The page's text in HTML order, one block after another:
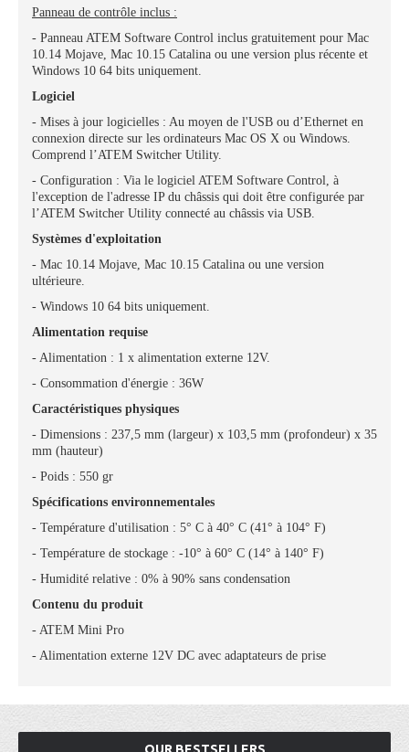
Panneau de contrôle inclus :
- Panneau ATEM Software Control inclus gratuitement pour Mac
10.14 Mojave, Mac 10.15 Catalina ou une version plus récente et
Windows 10 64 bits uniquement.
Logiciel
- Mises à jour logicielles : Au moyen de l'USB ou d’Ethernet en
connexion directe sur les ordinateurs Mac OS X ou Windows.
Comprend l’ATEM Switcher Utility.
- Configuration : Via le logiciel ATEM Software Control, à
l'exception de l'adresse IP du châssis qui doit être configurée par
l’ATEM Switcher Utility connecté au châssis via USB.
Systèmes d'exploitation
- Mac 10.14 Mojave, Mac 10.15 Catalina ou une version
ultérieure.
- Windows 10 64 bits uniquement.
Alimentation requise
- Alimentation : 1 x alimentation externe 12V.
- Consommation d'énergie : 36W
Caractéristiques physiques
- Dimensions : 237,5 mm (largeur) x 103,5 mm (profondeur) x 35
mm (hauteur)
- Poids : 550 gr
Spécifications environnementales
- Température d'utilisation : 5° C à 40° C (41° à 104° F)
- Température de stockage : -10° à 60° C (14° à 140° F)
- Humidité relative : 0% à 90% sans condensation
Contenu du produit
- ATEM Mini Pro
- Alimentation externe 12V DC avec adaptateurs de prise
OUR BESTSELLERS